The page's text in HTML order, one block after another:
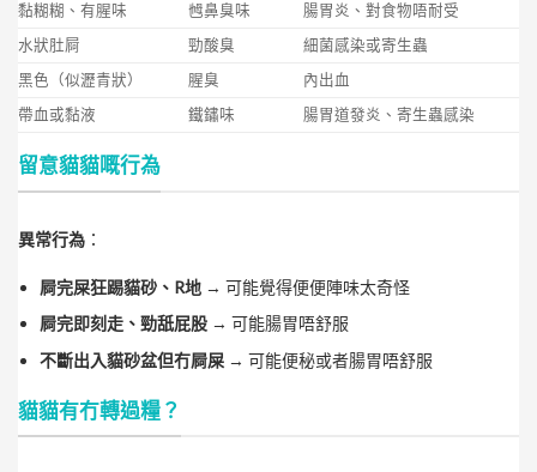
黏糊糊、有腥味
乸鼻臭味
腸胃炎、對食物唔耐受
水狀肚屙
勁酸臭
細菌感染或寄生蟲
黑色（似瀝青狀）
腥臭
內出血
帶血或黏液
鐵鏽味 腸胃道發炎、寄生蟲感染
留意貓貓嘅行為
異常行為 ：
屙完屎狂踢貓砂、R地 → 可能覺得便便陣味太奇怪
屙完即刻走、勁舐屁股 → 可能腸胃唔舒服
不斷出入貓砂盆但冇屙屎 → 可能便秘或者腸胃唔舒服
貓貓有冇轉過糧？